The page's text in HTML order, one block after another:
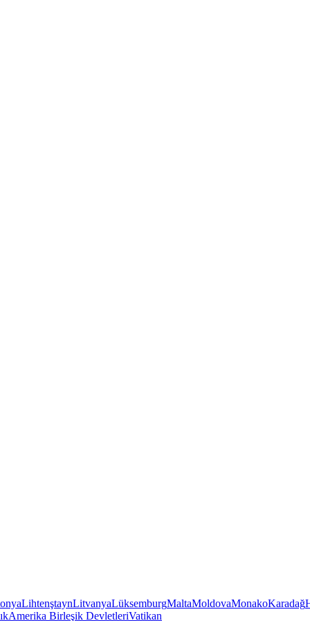
LihtenştaynLitvanyaLüksemburgMaltaMoldovaMonakoKaradağ
Amerika Birleşik DevletleriVatikan